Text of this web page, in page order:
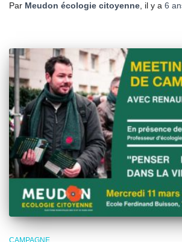
Par Meudon écologie citoyenne, il y a 6
CAMPAGNE